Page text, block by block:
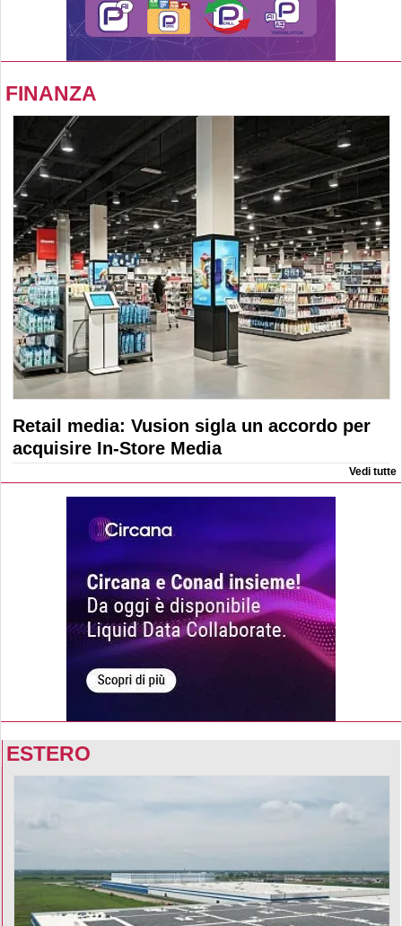
FINANZA
Retail media: Vusion sigla un accordo per
acquisire In-Store Media
Vedi tutte
ESTERO